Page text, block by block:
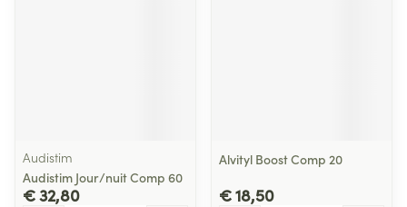
Audistim
Audistim Jour/nuit Comp 60
€ 32,80
Alvityl Boost Comp 20
€ 18,50